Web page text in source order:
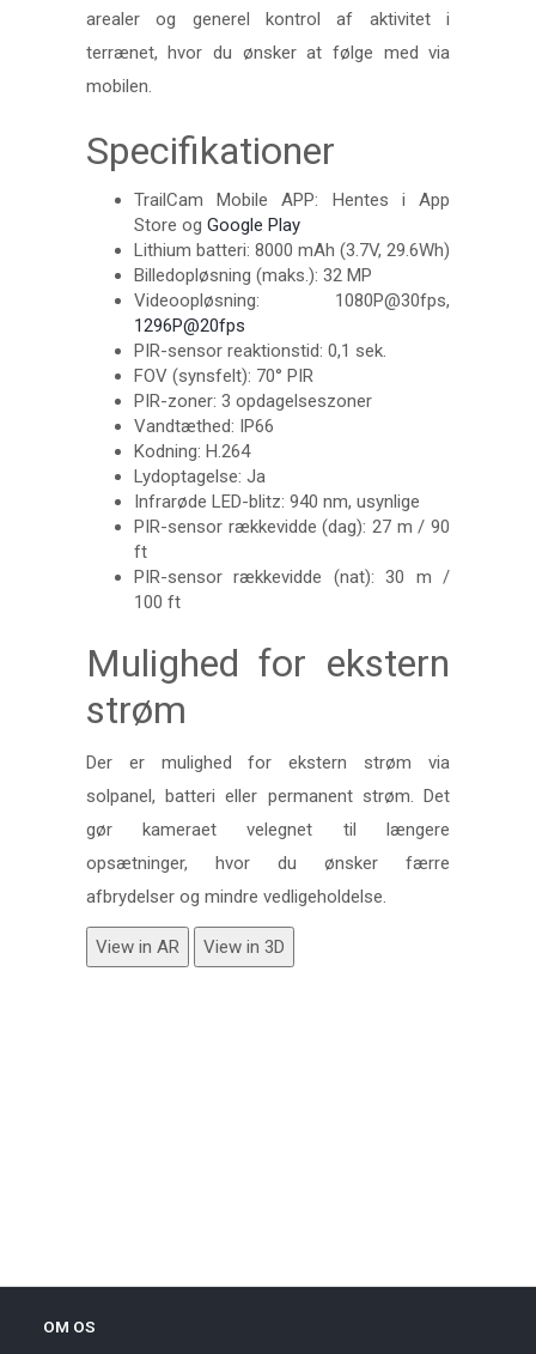
arealer og generel kontrol af aktivitet i
terrænet, hvor du ønsker at følge med via
mobilen.
Specifikationer
TrailCam Mobile APP: Hentes i App
Store og Google Play
Lithium batteri: 8000 mAh (3.7V, 29.6Wh)
Billedopløsning (maks.): 32 MP
Videoopløsning: 1080P@30fps,
1296P@20fps
PIR-sensor reaktionstid: 0,1 sek.
FOV (synsfelt): 70° PIR
PIR-zoner: 3 opdagelseszoner
Vandtæthed: IP66
Kodning: H.264
Lydoptagelse: Ja
Infrarøde LED-blitz: 940 nm, usynlige
PIR-sensor rækkevidde (dag): 27 m / 90
ft
PIR-sensor rækkevidde (nat): 30 m /
100 ft
Mulighed for ekstern
strøm
Der er mulighed for ekstern strøm via
solpanel, batteri eller permanent strøm. Det
gør kameraet velegnet til længere
opsætninger, hvor du ønsker færre
afbrydelser og mindre vedligeholdelse.
View in AR View in 3D
OM OS